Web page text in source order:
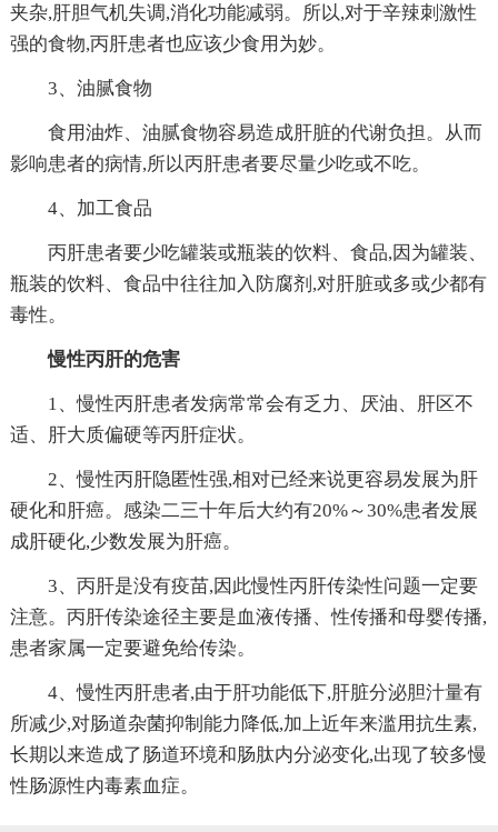
夹杂,肝胆气机失调,消化功能减弱。所以,对于辛辣刺激性
强的食物,丙肝患者也应该少食用为妙。
3、油腻食物
食用油炸、油腻食物容易造成肝脏的代谢负担。从而
影响患者的病情,所以丙肝患者要尽量少吃或不吃。
4、加工食品
丙肝患者要少吃罐装或瓶装的饮料、食品,因为罐装、
瓶装的饮料、食品中往往加入防腐剂,对肝脏或多或少都有
毒性。
慢性丙肝的危害
1、慢性丙肝患者发病常常会有乏力、厌油、肝区不
适、肝大质偏硬等丙肝症状。
2、慢性丙肝隐匿性强,相对已经来说更容易发展为肝
硬化和肝癌。感染二三十年后大约有20%～30%患者发展
成肝硬化,少数发展为肝癌。
3、丙肝是没有疫苗,因此慢性丙肝传染性问题一定要
注意。丙肝传染途径主要是血液传播、性传播和母婴传播,
患者家属一定要避免给传染。
4、慢性丙肝患者,由于肝功能低下,肝脏分泌胆汁量有
所减少,对肠道杂菌抑制能力降低,加上近年来滥用抗生素,
长期以来造成了肠道环境和肠肽内分泌变化,出现了较多慢
性肠源性内毒素血症。